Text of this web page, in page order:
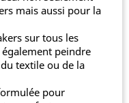
mais aussi pour la
sur tous les
peindre
textile ou de la
pour